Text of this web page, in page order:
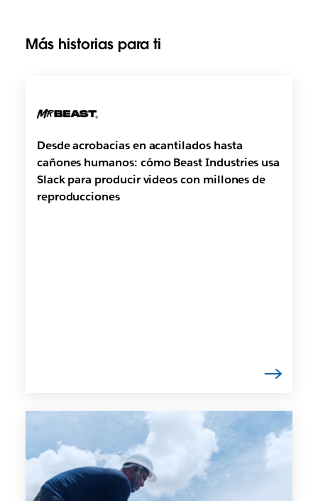
Más historias para ti
Desde acrobacias en acantilados hasta
cañones humanos: cómo Beast Industries usa
Slack para producir videos con millones de
reproducciones